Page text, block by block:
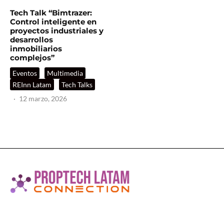
Tech Talk “Bimtrazer:
Control inteligente en
proyectos industriales y
desarrollos
inmobiliarios
complejos”
Eventos
Multimedia
REInn Latam
Tech Talks
· 12 marzo, 2026